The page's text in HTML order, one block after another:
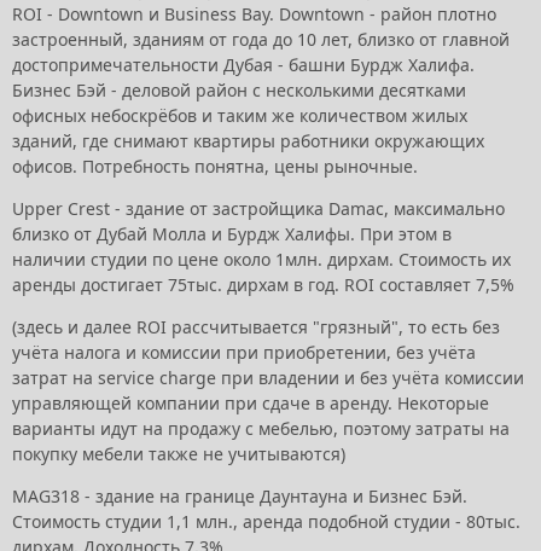
ROI - Downtown и Business Bay. Downtown - район плотно
застроенный, зданиям от года до 10 лет, близко от главной
достопримечательности Дубая - башни Бурдж Халифа.
Бизнес Бэй - деловой район с несколькими десятками
офисных небоскрёбов и таким же количеством жилых
зданий, где снимают квартиры работники окружающих
офисов. Потребность понятна, цены рыночные.
Upper Crest - здание от застройщика Damac, максимально
близко от Дубай Молла и Бурдж Халифы. При этом в
наличии студии по цене около 1млн. дирхам. Стоимость их
аренды достигает 75тыс. дирхам в год. ROI составляет 7,5%
(здесь и далее ROI рассчитывается "грязный", то есть без
учёта налога и комиссии при приобретении, без учёта
затрат на service charge при владении и без учёта комиссии
управляющей компании при сдаче в аренду. Некоторые
варианты идут на продажу с мебелью, поэтому затраты на
покупку мебели также не учитываются)
MAG318 - здание на границе Даунтауна и Бизнес Бэй.
Стоимость студии 1,1 млн., аренда подобной студии - 80тыс.